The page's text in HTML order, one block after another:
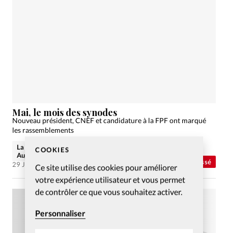
COOKIES
Ce site utilise des cookies pour améliorer
votre expérience utilisateur et vous permet
de contrôler ce que vous souhaitez activer.
Personnaliser
Non classé
Mai, le mois des synodes
Nouveau président, CNEF et candidature à la FPF ont marqué
les rassemblements
La rédaction de Christianisme
Aujourd'hui
29 Juin 2009